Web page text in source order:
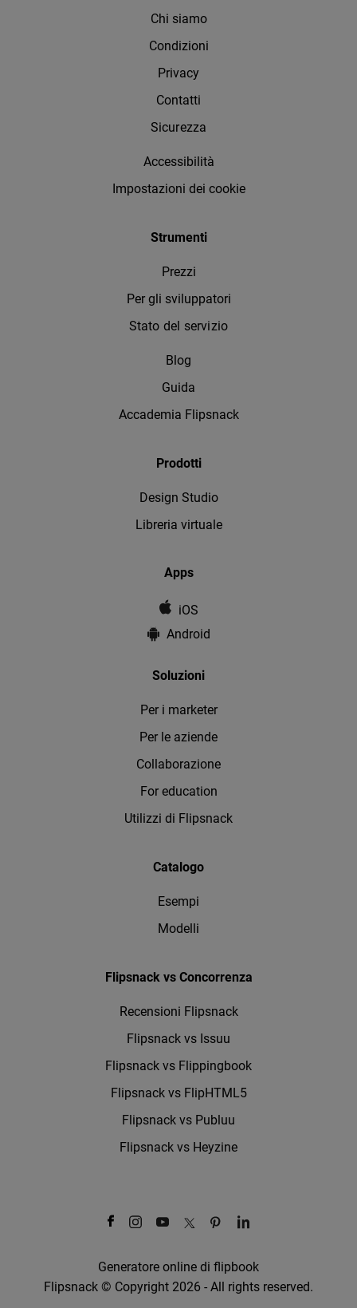
Chi siamo
Condizioni
Privacy
Contatti
Sicurezza
Accessibilità
Impostazioni dei cookie
Strumenti
Prezzi
Per gli sviluppatori
Stato del servizio
Blog
Guida
Accademia Flipsnack
Prodotti
Design Studio
Libreria virtuale
Apps
iOS
Android
Soluzioni
Per i marketer
Per le aziende
Collaborazione
For education
Utilizzi di Flipsnack
Catalogo
Esempi
Modelli
Flipsnack vs Concorrenza
Recensioni Flipsnack
Flipsnack vs Issuu
Flipsnack vs Flippingbook
Flipsnack vs FlipHTML5
Flipsnack vs Publuu
Flipsnack vs Heyzine
Generatore online di flipbook
Flipsnack © Copyright 2026 - All rights reserved.